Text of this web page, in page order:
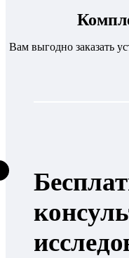
Вам выгодно заказать